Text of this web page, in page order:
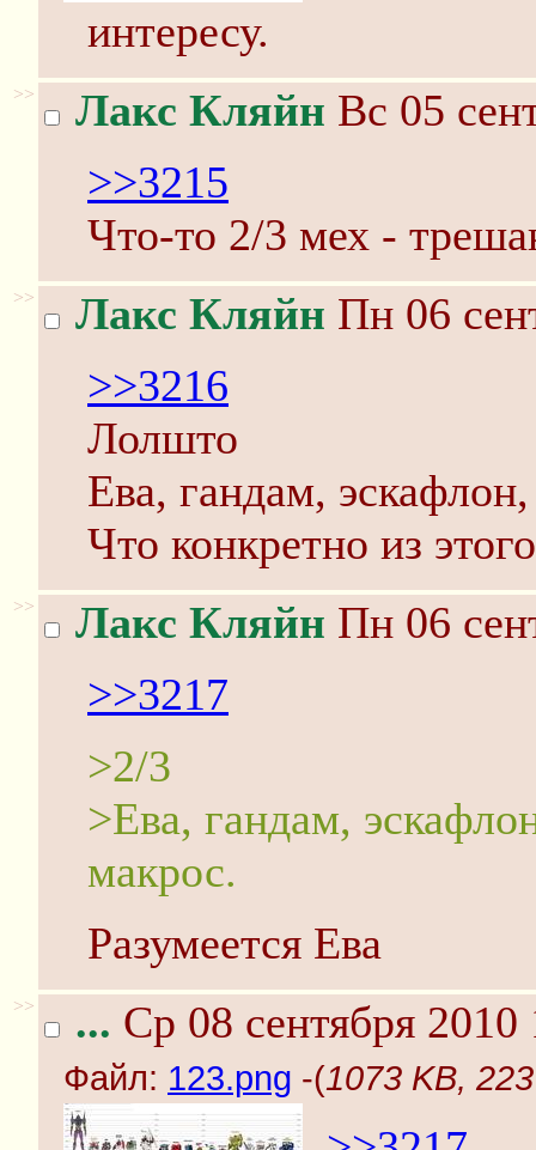
интересу.
>> Лакс Кляйн Вс 05
>>3215
Что-то 2/3 мех -
>> Лакс Кляйн Пн 06
>>3216
Лолшто
Ева, гандам,
Что конкретно из
>> Лакс Кляйн Пн 06
>>3217
>2/3
>Ева, гандам,
макрос.
Разумеется Ева
>> ... Ср 08 сентября 2010
Файл: 123.png -(1073 KB,